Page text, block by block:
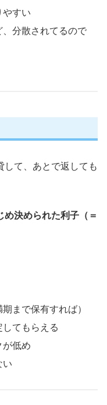
やすい
、分散されてるので
して、あとで返しても
め決められた利子（＝
まで保有すれば）
てもらえる
が低め
い